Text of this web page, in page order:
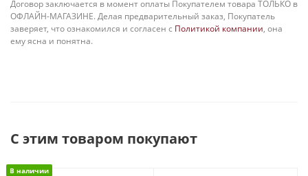
Договор заключается в момент оплаты Покупателем товара ТОЛЬКО в
ОФЛАЙН-МАГАЗИНЕ. Делая предварительный заказ, Покупатель
заверяет, что ознакомился и согласен с Политикой компании, она
ему ясна и понятна.
С этим товаром покупают
В наличии